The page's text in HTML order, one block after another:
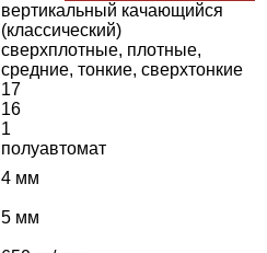
вертикальный качающийся
(классический)
сверхплотные, плотные,
средние, тонкие, сверхтонкие
17
16
1
полуавтомат
4 мм
5 мм